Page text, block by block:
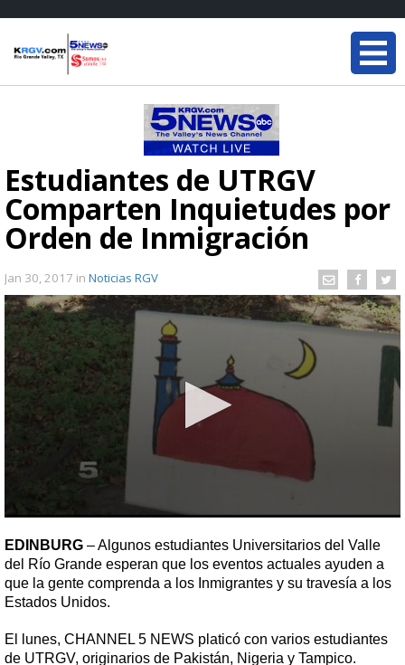
Estudiantes de UTRGV
Comparten Inquietudes por
Orden de Inmigración
Jan 30, 2017 in Noticias RGV
seconds
of
2
minutes,
17
seconds
EDINBURG – Algunos estudiantes Universitarios del Valle
del Río Grande esperan que los eventos actuales ayuden a
que la gente comprenda a los Inmigrantes y su travesía a los
Estados Unidos.
El lunes, CHANNEL 5 NEWS platicó con varios estudiantes
de UTRGV, originarios de Pakistán, Nigeria y Tampico.